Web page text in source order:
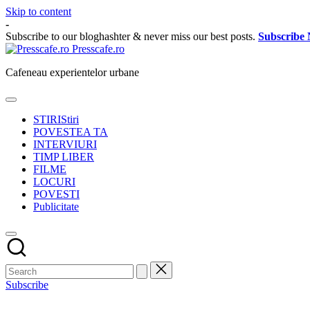
Skip to content
-
Subscribe to our bloghashter & never miss our best posts. Subscribe
Presscafe.ro
Cafeneau experientelor urbane
STIRIStiri
POVESTEA TA
INTERVIURI
TIMP LIBER
FILME
LOCURI
POVESTI
Publicitate
Subscribe